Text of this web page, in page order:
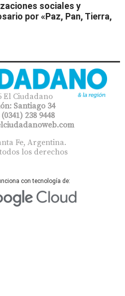
sociales y
por «Paz, Pan, Tierra,
El Ciudadano
Santiago 34
238 9448
Fe, Argentina.
los derechos
con tecnología de: